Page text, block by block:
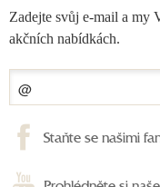
Zadejte svůj e-mail a my
akčních nabídkách.
Staňte se našimi